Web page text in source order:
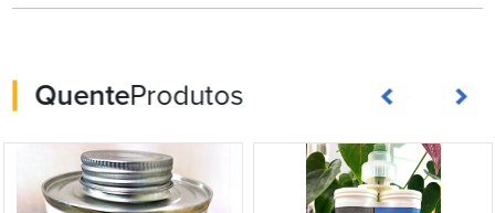
QuenteProdutos